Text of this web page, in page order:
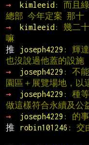
→
kimleeid : 而且
總部 今年定案 那十
→
kimleeid : 幾二
嘛
推
joseph4229 : 輝達
也沒說過他蓋的設施
→
joseph4229 : 不能
園區＋展覽場地，以
→
joseph4229 : 種
做這樣符合永續及公
→
joseph4229 : 的事
推
robin101246 : 交